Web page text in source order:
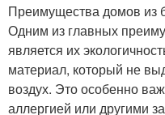
Преимущества домов из
Одним из главных
является их
материал, который не
воздух. Это особенно
аллергией или другими